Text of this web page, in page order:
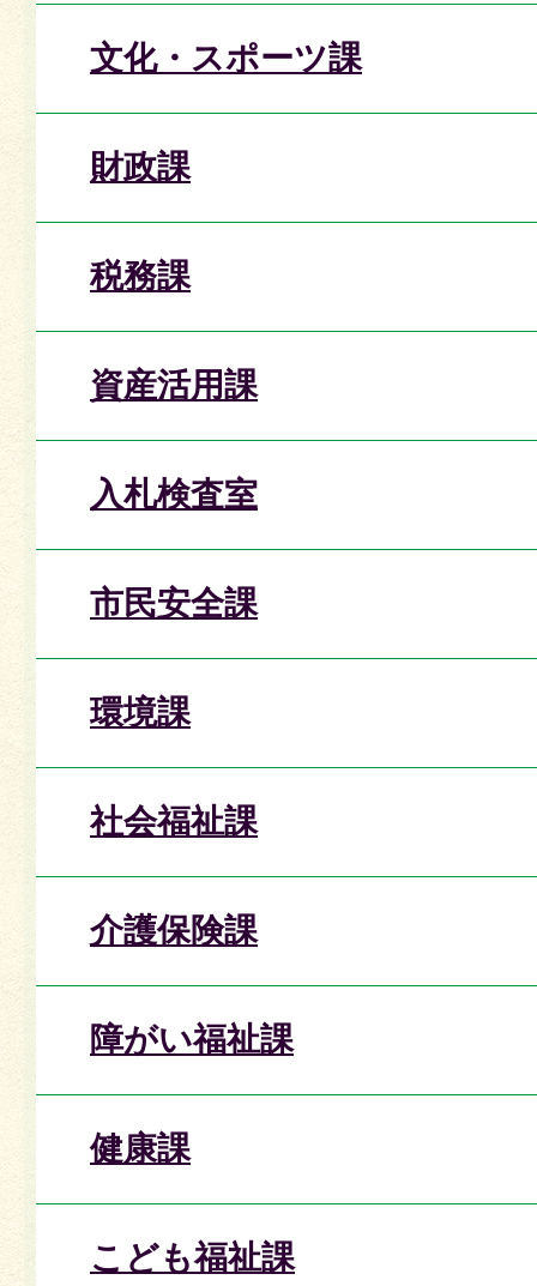
文化・スポーツ課
財政課
税務課
資産活用課
入札検査室
市民安全課
環境課
社会福祉課
介護保険課
障がい福祉課
健康課
こども福祉課